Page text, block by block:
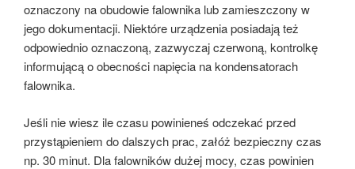
oznaczony na obudowie falownika lub zamieszczony w
jego dokumentacji. Niektóre urządzenia posiadają też
odpowiednio oznaczoną, zazwyczaj czerwoną, kontrolkę
informującą o obecności napięcia na kondensatorach
falownika.
Jeśli nie wiesz ile czasu powinieneś odczekać przed
przystąpieniem do dalszych prac, załóż bezpieczny czas
np. 30 minut. Dla falowników dużej mocy, czas powinien